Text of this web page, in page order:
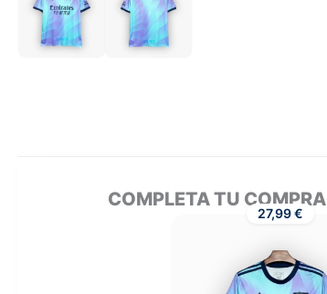
COMPLETA TU COMPRA
27,99 €